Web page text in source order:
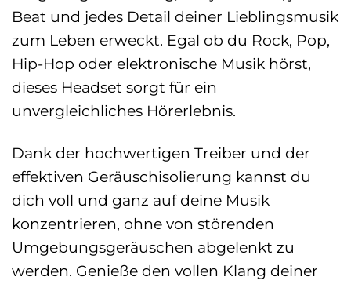
Beat und jedes Detail deiner Lieblingsmusik
zum Leben erweckt. Egal ob du Rock, Pop,
Hip-Hop oder elektronische Musik hörst,
dieses Headset sorgt für ein
unvergleichliches Hörerlebnis.
Dank der hochwertigen Treiber und der
effektiven Geräuschisolierung kannst du
dich voll und ganz auf deine Musik
konzentrieren, ohne von störenden
Umgebungsgeräuschen abgelenkt zu
werden. Genieße den vollen Klang deiner